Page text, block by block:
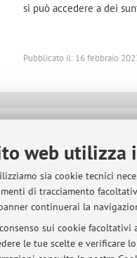
web utilizza
sia cookie tecnici
di tracciamento
continuerai la
sui cookie
le tue scelte e verificare
si può accedere a dei
Pubblicato il: 16 febbraio
© 2026 - ALMA MATER